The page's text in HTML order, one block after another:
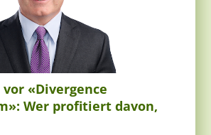
«Divergence
Wer profitiert davon,